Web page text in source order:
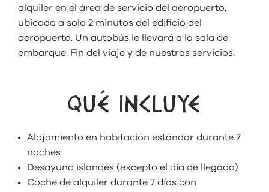
alquiler en el área de servicio del aeropuerto,
ubicada a solo 2 minutos del edificio del
aeropuerto. Un autobús le llevará a la sala de
embarque. Fin del viaje y de nuestros servicios.
QUÉ INCLUYE
Alojamiento en habitación estándar durante 7
noches
Desayuno islandés (excepto el día de llegada)
Coche de alquiler durante 7 días con